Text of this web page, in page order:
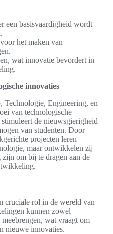
een basisvaardigheid wordt
het maken van
wat innovatie bevordert in
innovaties
Technologie, Engineering, en
van technologische
de nieuwsgierigheid
van studenten. Door
projecten leren
maar ontwikkelen zij
om bij te dragen aan de
cruciale rol in de wereld van
kunnen zowel
wat vraagt om
nieuwe innovaties.